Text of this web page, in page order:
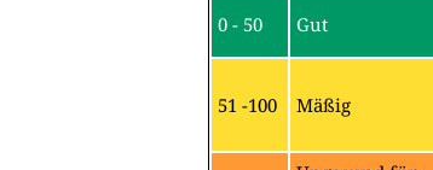
0 - 50 Gut
51 -100 Mäßig